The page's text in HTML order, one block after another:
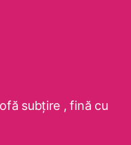
subţire , fină cu